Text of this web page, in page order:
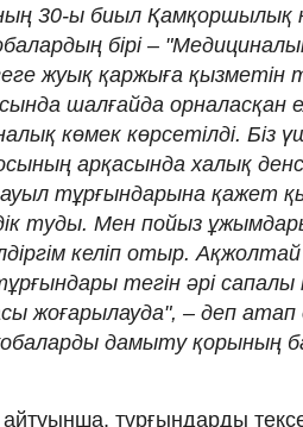
30-ы биыл Қамқоршылық
бірі –
жуық қаржыға
шалғайда орналасқан
көмек көрсетілді. Біз
арқасында халық
тұрғындарына қажет
туды. Мен пойыз
келіп отыр.
тегін әрі
жоғарылауда", – деп
дамыту қорының
айтуынша, тұрғындарды